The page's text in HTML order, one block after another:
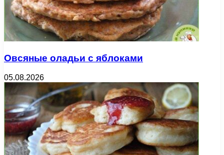
Овсяные оладьи с яблоками
05.08.2026